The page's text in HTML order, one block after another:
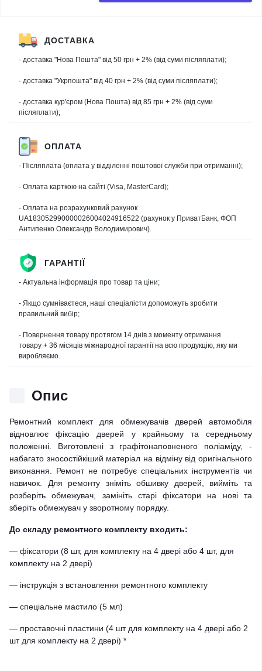
Опис
Ремонтний комплект для обмежувачів дверей автомобіля
відновлює фіксацію дверей у крайньому та середньому
положенні. Виготовлені з графітонаповненого поліаміду, -
набагато зносостійкіший матеріал на відміну від оригінального
виконання. Ремонт не потребує спеціальних інструментів чи
навичок. Для ремонту зніміть обшивку дверей, вийміть та
розберіть обмежувач, замініть старі фіксатори на нові та
зберіть обмежувач у зворотному порядку.
До складу ремонтного комплекту входить:
— фіксатори (8 шт, для комплекту на 4 двері або 4 шт, для
комплекту на 2 двері)
— інструкція з встановлення ремонтного комплекту
— спеціальне мастило (5 мл)
— проставочні пластини (4 шт для комплекту на 4 двері або 2
шт для комплекту на 2 двері) *
ДОСТАВКА
- доставка "Нова Пошта" від 50 грн + 2% (від суми післяплати);
- доставка "Укрпошта" від 40 грн + 2% (від суми післяплати);
- доставка кур'єром (Нова Пошта) від 85 грн + 2% (від суми
післяплати);
ОПЛАТА
- Післяплата (оплата у відділенні поштової служби при отриманні);
- Оплата карткою на сайті (Visa, MasterCard);
- Оплата на розрахунковий рахунок
UA183052990000026004024916522 (рахунок у ПриватБанк, ФОП
Антипенко Олександр Володимирович).
ГАРАНТІЇ
- Актуальна інформація про товар та ціни;
- Якщо сумніваєтеся, наші спеціалісти допоможуть зробити
правильний вибір;
- Повернення товару протягом 14 днів з моменту отримання
товару + 36 місяців міжнародної гарантії на всю продукцію, яку ми
виробляємо.